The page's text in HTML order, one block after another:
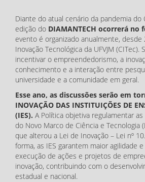
Diante do atual cenário da pandemia do
edição do DIAMANTECH ocorrerá no
evento é organizado anualmente,
Inovação Tecnológica da UFVJM (CITec).
incentivar o empreendedorismo, a
conhecimento e a interação entre
universidade e a comunidade em geral.
Esse ano, as discussões serão em
INOVAÇÃO DAS INSTITUIÇÕES DE
(IES). A Política objetiva regulamentar
do Novo Marco de Ciência e Tecnologia
que alterou a Lei de Inovação – Lei nº
forma, as IES garantem maior agilidade
execução de ações e projetos de
inovação, contribuindo com o
estadual e nacional.